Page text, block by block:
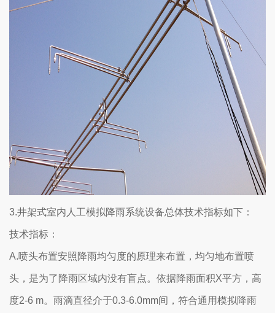
3.井架式室内人工模拟降雨系统设备总体技术指标如下：
技术指标：
A.喷头布置安照降雨均匀度的原理来布置，均匀地布置喷
头，是为了降雨区域内没有盲点。依据降雨面积X平方，高
度2-6 m。雨滴直径介于0.3-6.0mm间，符合通用模拟降雨